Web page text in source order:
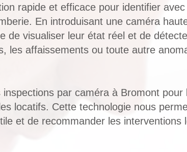
rapide et efficace pour identifier
. En introduisant une caméra
de visualiser leur état réel et de
les affaissements ou toute autre
par caméra à Bromont pour
locatifs. Cette technologie nous
et de recommander les interventions